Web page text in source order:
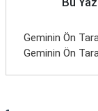
Geminin Ön
Geminin Ön